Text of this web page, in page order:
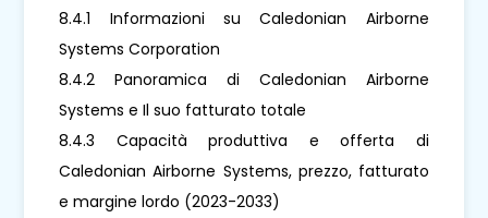
8.4.1 Informazioni su Caledonian Airborne
Systems Corporation
8.4.2 Panoramica di Caledonian Airborne
Systems e Il suo fatturato totale
8.4.3 Capacità produttiva e offerta di
Caledonian Airborne Systems, prezzo, fatturato
e margine lordo (2023-2033)